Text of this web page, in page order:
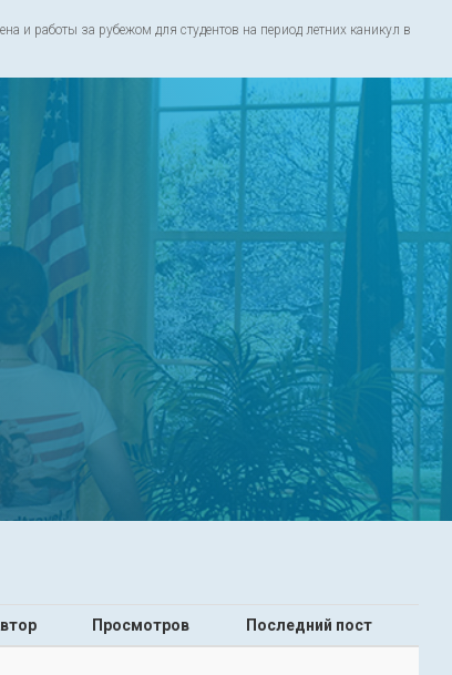
и работы за рубежом для студентов на период летних каникул в
Просмотров Последний пост